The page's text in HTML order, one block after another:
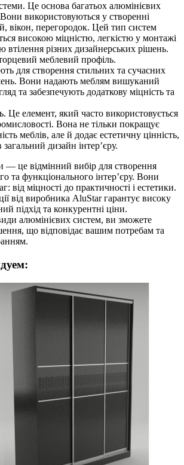
Це основа багатьох алюмінієвих
використовуються у створенні
вікон, перегородок. Цей тип систем
високою міцністю, легкістю у монтажі
втілення різних дизайнерських рішень.
меблевий профіль.
для створення стильних та сучасних
Вони надають меблям вишуканий
та забезпечують додаткову міцність та
Це елемент, який часто використовується
Вона не тільки покращує
меблів, але й додає естетичну цінність,
дизайн інтер’єру.
— це відмінний вибір для створення
та функціонального інтер’єру. Вони
від міцності до практичності і естетики.
від виробника AluStar гарантує високу
підхід та конкурентні ціни.
алюмінієвих систем, ви зможете
що відповідає вашим потребам та